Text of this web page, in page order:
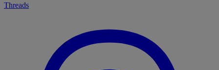
Threads